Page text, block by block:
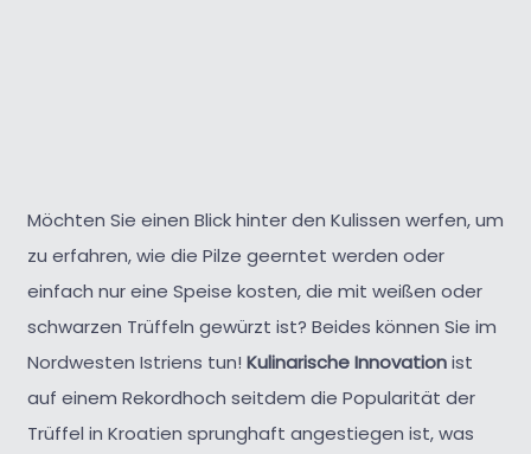
Möchten Sie einen Blick hinter den Kulissen werfen, um
zu erfahren, wie die Pilze geerntet werden oder
einfach nur eine Speise kosten, die mit weißen oder
schwarzen Trüffeln gewürzt ist? Beides können Sie im
Nordwesten Istriens tun! Kulinarische Innovationist
auf einem Rekordhoch seitdem die Popularität der
Trüffel in Kroatien sprunghaft angestiegen ist, was